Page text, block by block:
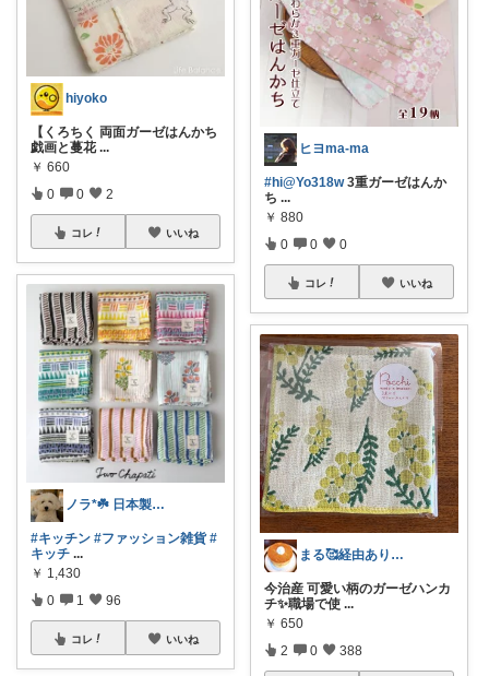
hiyoko
【くろちく 両面ガーゼはんかち
戯画と蔓花 ...
￥ 660
0 0 2
コレ いいね
ノラ*☘️ 日本製大好き✨
#キッチン #ファッション雑貨 #
キッチ ...
￥ 1,430
0 1 96
コレ いいね
ヒヨma-ma
#hi@Yo318w3重ガーゼはんか
ち ...
￥ 880
0 0 0
コレ いいね
まる🥰経由ありがとうございます💕✨
今治産 可愛い柄のガーゼハンカ
チ✨職場で使 ...
￥ 650
2 0 388